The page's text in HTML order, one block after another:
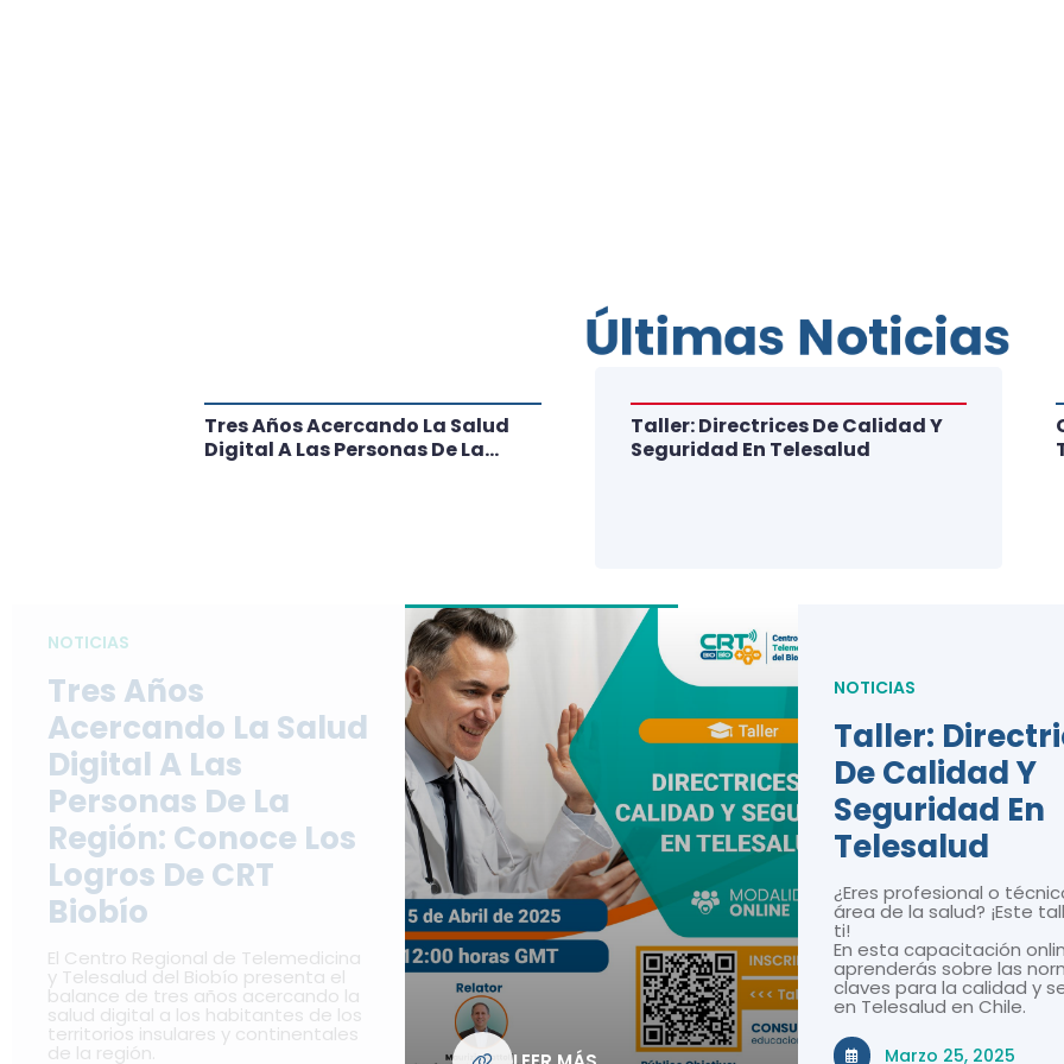
NOTICIAS
Tres Años
Acercando La Salud
Digital A Las
Personas De La
Región: Conoce Los
Logros De CRT
Biobío
El Centro Regional de Telemedicina
y Telesalud del Biobío presenta el
balance de tres años acercando la
salud digital a los habitantes de los
territorios insulares y continentales
de la región.
NOTICIAS
Taller:
De Calidad Y
Seguridad En
Telesalud
¿Eres profesional o
área de la salud? ¡Este
ti!
En esta capacitación
aprenderás sobre las
claves para la calidad y
en Telesalud en Chile.
Marzo 25, 2025
Tres Años Acercando La Salud
Digital A Las Personas De La
Taller: Directrices De Calidad Y
Seguridad En Telesalud
Últimas Noticias